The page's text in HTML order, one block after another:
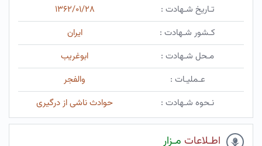
تـاریخ شـهادت :
۱۳۶۲/۰۱/۲۸
کـشور شـهادت :
ایران
مـحل شـهادت :
ابوغریب
عـملیـات :
والفجر
نـحوه شـهادت :
حوادث ناشی از درگیری
اطـلاعات مـزار